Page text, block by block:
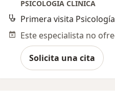
PSICOLOGIA CLINICA
Primera visita Psicología
Solicita una cita